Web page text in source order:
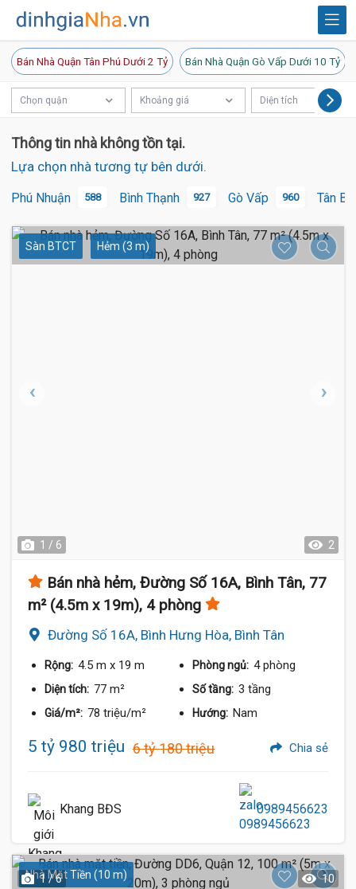
Bán Nhà Quận Tân Phú Dưới 2 Tỷ Bán Nhà Quận Gò Vấp Dưới 10 Tỷ
Chọn quận Khoảng giá Diện tích
Thông tin nhà không tồn tại.
Lựa chọn nhà tương tự bên dưới.
Phú Nhuận 588 Bình Thạnh 927 Gò Vấp 960 Tân
Sàn BTCT Hẻm (3 m)
1 / 6 2
Bán nhà hẻm, Đường Số 16A, Bình Tân, 77
m² (4.5m x 19m), 4 phòng
Đường Số 16A, Bình Hưng Hòa, Bình Tân
Rộng: 4.5 m x 19 m Phòng ngủ: 4 phòng
Diện tích: 77 m² Số tầng: 3 tầng
Giá/m²: 78 triệu/m² Hướng: Nam
5 tỷ 980 triệu 6 tỷ 180 triệu Chia sẻ
Khang BĐS 0989456623
Nhà Mặt Tiền (10 m)
1 / 6 10